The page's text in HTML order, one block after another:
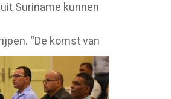
Suriname kunnen
“De komst van